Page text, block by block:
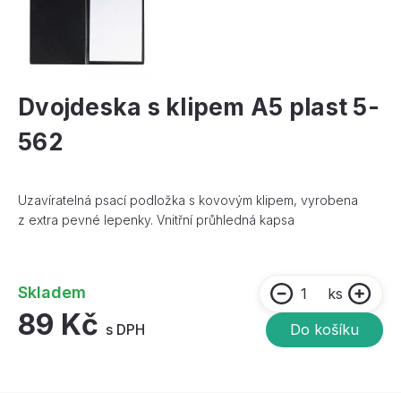
Dvojdeska s klipem A5 plast 5-
562
Uzavíratelná psací podložka s kovovým klipem, vyrobena
z extra pevné lepenky. Vnitřní průhledná kapsa
Skladem
89 Kč s DPH
ks
Do košíku